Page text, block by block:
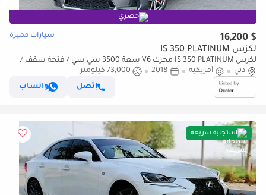
حصري
$ 16,200 سيارات مميزة
لكزس IS 350 PLATINUM
لكزس IS 350 PLATINUM محرك V6 سعة 3500 سي سي / فتحة سقف /
رادار / نظام المساعدة على البقاء في المسار / شاشة كبيرة
دبي أمريكية 2018
73,000 كيلومتر
إتصل
واتساب
استجابة سريعة